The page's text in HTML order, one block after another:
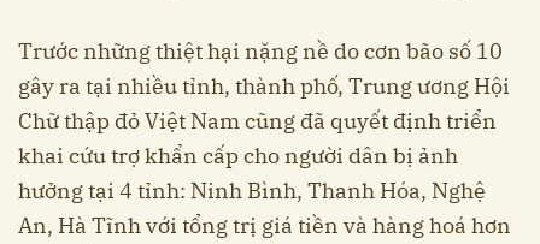
Trước những thiệt hại nặng nề do cơn bão số 10
gây ra tại nhiều tỉnh, thành phố, Trung ương Hội
Chữ thập đỏ Việt Nam cũng đã quyết định triển
khai cứu trợ khẩn cấp cho người dân bị ảnh
hưởng tại 4 tỉnh: Ninh Bình, Thanh Hóa, Nghệ
An, Hà Tĩnh với tổng trị giá tiền và hàng hoá hơn